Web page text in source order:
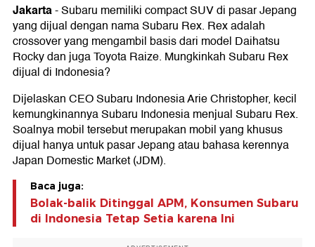
Jakarta-Subaru memiliki compact SUV di pasar Jepang
yang dijual dengan nama Subaru Rex. Rex adalah
crossover yang mengambil basis dari model Daihatsu
Rocky dan juga Toyota Raize. Mungkinkah Subaru Rex
dijual di Indonesia?
Dijelaskan CEO Subaru Indonesia Arie Christopher, kecil
kemungkinannya Subaru Indonesia menjual Subaru Rex.
Soalnya mobil tersebut merupakan mobil yang khusus
dijual hanya untuk pasar Jepang atau bahasa kerennya
Japan Domestic Market (JDM).
Baca juga:
Bolak-balik Ditinggal APM, Konsumen Subaru
di Indonesia Tetap Setia karena Ini